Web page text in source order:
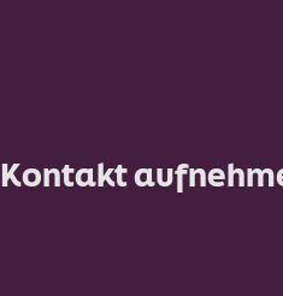
Kontakt